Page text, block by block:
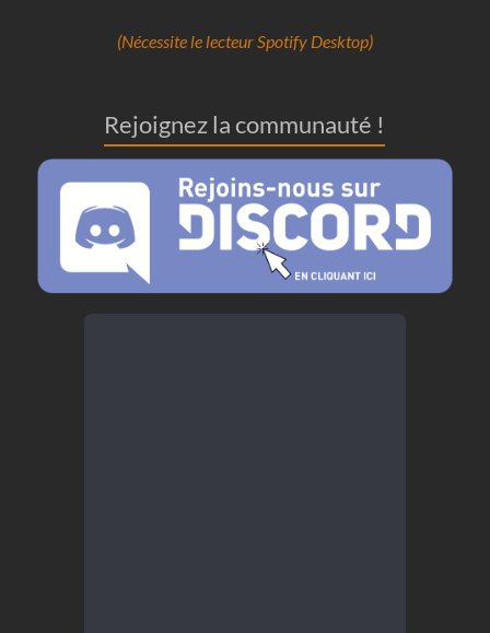
(Nécessite le lecteur Spotify Desktop)
Rejoignez la communauté !